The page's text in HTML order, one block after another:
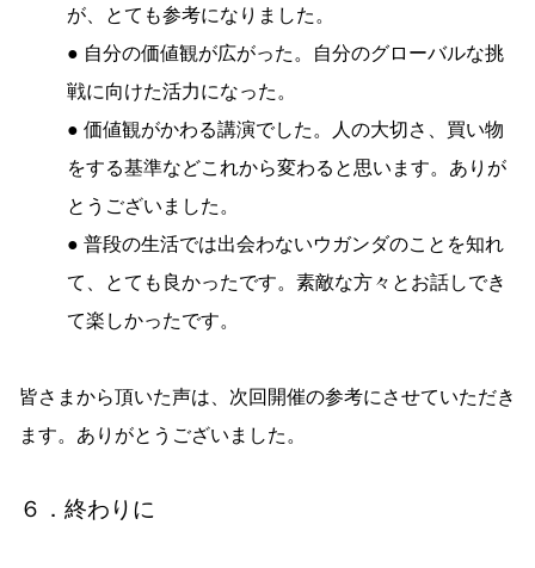
が、とても参考になりました。
● 自分の価値観が広がった。自分のグローバルな挑
戦に向けた活力になった。
● 価値観がかわる講演でした。人の大切さ、買い物
をする基準などこれから変わると思います。ありが
とうございました。
● 普段の生活では出会わないウガンダのことを知れ
て、とても良かったです。素敵な方々とお話しでき
て楽しかったです。
皆さまから頂いた声は、次回開催の参考にさせていただき
ます。ありがとうございました。
６．終わりに